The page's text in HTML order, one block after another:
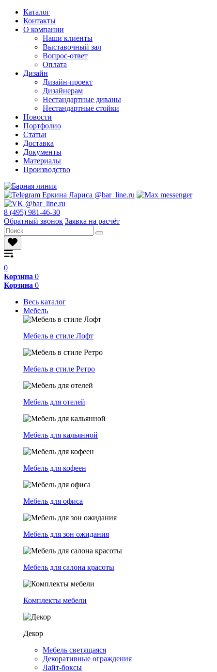
Каталог
Контакты
О компании
Наши клиенты
Выставочный зал
Вопрос-ответ
Оплата
Дизайн
Дизайн-проект
Дизайнерам
Нестандартные диваны
Нестандартные стойки
Новости
Портфолио
Статьи
Доставка
Документы
Материалы
Производство
8 (495) 981-46-30
Обратный звонок Заявка на расчёт
0
Корзина 0
Корзина 0
Весь каталог
Мебель
Мебель в стиле Лофт
Мебель в стиле Ретро
Мебель для отелей
Мебель для кальянной
Мебель для кофеен
Мебель для офиса
Мебель для зон ожидания
Мебель для салона красоты
Комплекты мебели
Декор
Мебель светящаяся
Декоративные ограждения
Лайт-боксы